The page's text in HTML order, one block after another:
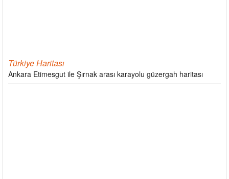
Türkiye Haritası
Ankara Etimesgut ile Şırnak arası karayolu güzergah haritası